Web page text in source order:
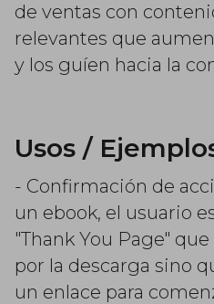
de ventas con
relevantes que
y los guíen hacia la
Usos /
- Confirmación de
un ebook, el usuario
"Thank You Page"
por la descarga sino
un enlace para